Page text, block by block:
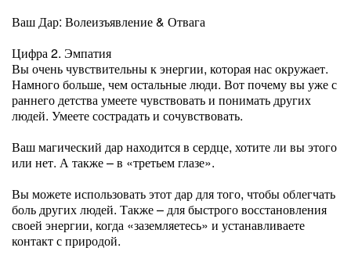
Ваш Дар: Волеизъявление & Отвага
Цифра 2. Эмпатия
Вы очень чувствительны к энергии, которая нас окружает.
Намного больше, чем остальные люди. Вот почему вы уже с
раннего детства умеете чувствовать и понимать других
людей. Умеете сострадать и сочувствовать.
Ваш магический дар находится в сердце, хотите ли вы этого
или нет. А также – в «третьем глазе».
Вы можете использовать этот дар для того, чтобы облегчать
боль других людей. Также – для быстрого восстановления
своей энергии, когда «заземляетесь» и устанавливаете
контакт с природой.